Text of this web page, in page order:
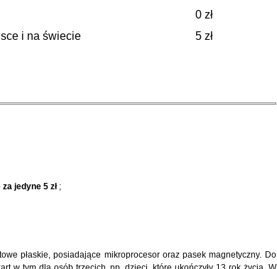
0 zł
i na świecie
5 zł
jedyne 5 zł;
płaskie, posiadające mikroprocesor oraz pasek magnetyczny. Do